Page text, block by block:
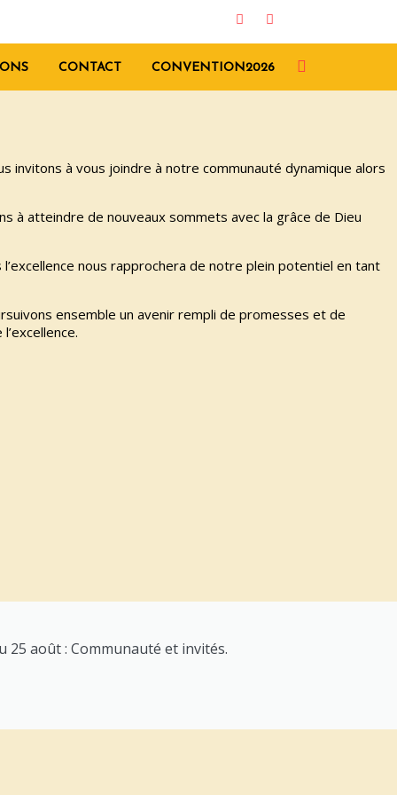
CONTACT CONVENTION2026
invitons à vous joindre à notre communauté dynamique alors
à atteindre de nouveaux sommets avec la grâce de Dieu
nous rapprochera de notre plein potentiel en tant
ensemble un avenir rempli de promesses et de
25 août : Communauté et invités.